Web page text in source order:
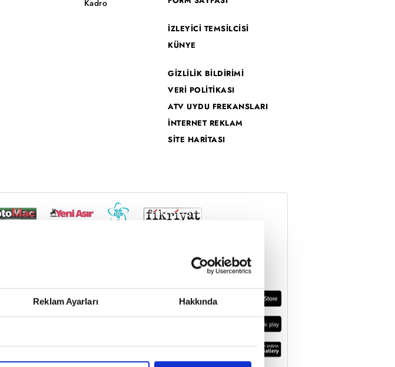
Reklam Ayarları Hakkında
Kadro
İZLEYİCİ TEMSİLCİSİ
KÜNYE
GİZLİLİK BİLDİRİMİ
VERİ POLİTİKASI
ATV UYDU FREKANSLARI
İNTERNET REKLAM
SİTE HARİTASI